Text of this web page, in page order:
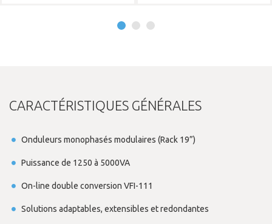
CARACTÉRISTIQUES GÉNÉRALES
Onduleurs monophasés modulaires (Rack 19”)
Puissance de 1250 à 5000VA
On-line double conversion VFI-111
Solutions adaptables, extensibles et redondantes